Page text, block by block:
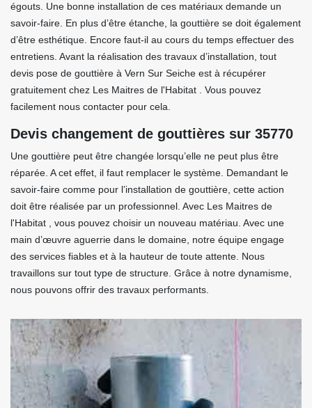
égouts. Une bonne installation de ces matériaux demande un
savoir-faire. En plus d’être étanche, la gouttière se doit également
d’être esthétique. Encore faut-il au cours du temps effectuer des
entretiens. Avant la réalisation des travaux d’installation, tout
devis pose de gouttière à Vern Sur Seiche est à récupérer
gratuitement chez Les Maitres de l'Habitat . Vous pouvez
facilement nous contacter pour cela.
Devis changement de gouttières sur 35770
Une gouttière peut être changée lorsqu’elle ne peut plus être
réparée. A cet effet, il faut remplacer le système. Demandant le
savoir-faire comme pour l’installation de gouttière, cette action
doit être réalisée par un professionnel. Avec Les Maitres de
l'Habitat , vous pouvez choisir un nouveau matériau. Avec une
main d’œuvre aguerrie dans le domaine, notre équipe engage
des services fiables et à la hauteur de toute attente. Nous
travaillons sur tout type de structure. Grâce à notre dynamisme,
nous pouvons offrir des travaux performants.